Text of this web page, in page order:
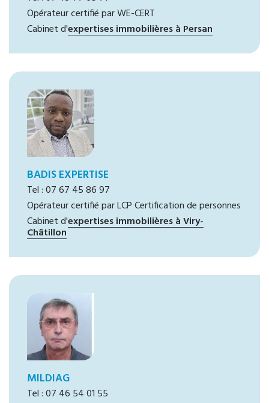
Opérateur certifié par WE-CERT
Cabinet d'expertises immobilières à Persan
BADIS EXPERTISE
Tel : 07 67 45 86 97
Opérateur certifié par LCP Certification de personnes
Cabinet d'expertises immobilières à Viry-
Châtillon
MILDIAG
Tel : 07 46 54 01 55